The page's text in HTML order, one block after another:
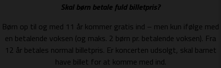
Skal børn betale fuld billetpris?
Børn op til og med 11 år kommer gratis ind – men kun ifølge med
en betalende voksen (og maks. 2 børn pr. betalende voksen). Fra
12 år betales normal billetpris. Er koncerten udsolgt, skal barnet
have billet for at komme med ind.